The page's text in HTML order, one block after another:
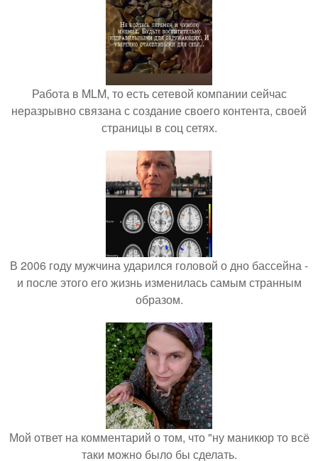
Работа в MLM, то есть сетевой компании сейчас
неразрывно связана с создание своего контента, своей
страницы в соц сетях.
В 2006 году мужчина ударился головой о дно бассейна -
и после этого его жизнь изменилась самым странным
образом.
Мой ответ на комментарий о том, что "ну маникюр то всё
таки можно было бы сделать.